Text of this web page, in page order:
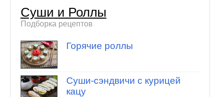
Суши и Роллы
Подборка рецептов
Горячие роллы
Суши-сэндвичи с курицей
кацу